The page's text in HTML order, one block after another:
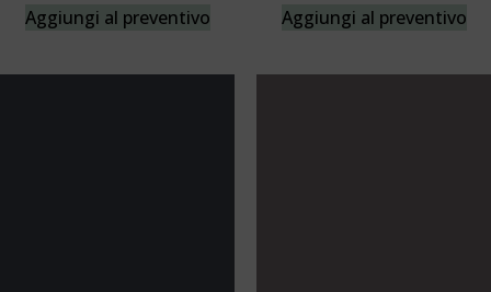
Aggiungi al preventivo Aggiungi al preventivo